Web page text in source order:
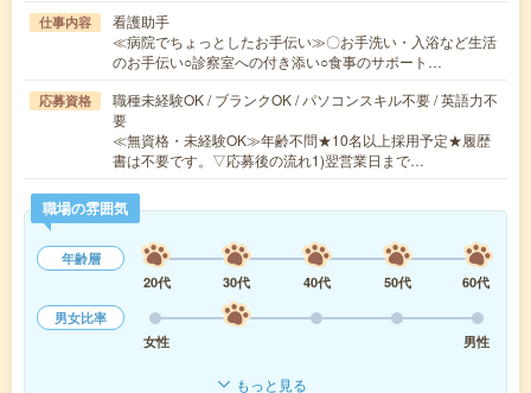
仕事内容
看護助手
≪病院でちょっとしたお手伝い≫〇お手洗い・入浴など生活
のお手伝い○診察室への付き添い○食事のサポート…
応募資格
職種未経験OK / ブランクOK / パソコンスキル不要 / 英語力不
要
≪無資格・未経験OK≫年齢不問★10名以上採用予定★履歴
書は不要です。▽応募後の流れ1)翌営業日まで…
職場の雰囲気
年齢層
20代
30代 40代 50代
60代
男女比率
女性
男性
もっと見る